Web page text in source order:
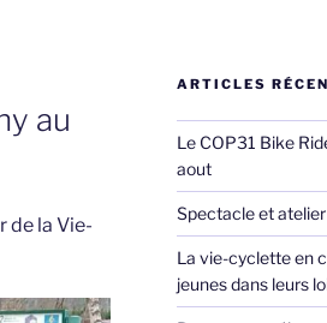
au
de la Vie-
ARTICLES
Le COP31 Bike
aout
Spectacle et
La vie-cyclette en
jeunes dans leurs